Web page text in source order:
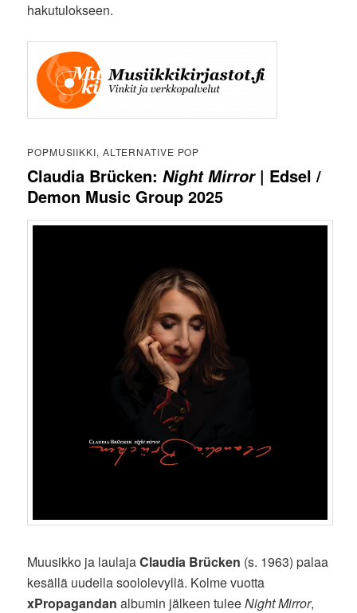
hakutulokseen.
POPMUSIIKKI, ALTERNATIVE POP
Claudia Brücken:Night Mirror| Edsel /
Demon Music Group 2025
Muusikko ja laulajaClaudia Brücken (s. 1963) palaa
kesällä uudella soololevyllä. Kolme vuotta
xPropagandan albumin jälkeen tuleeNight Mirror,